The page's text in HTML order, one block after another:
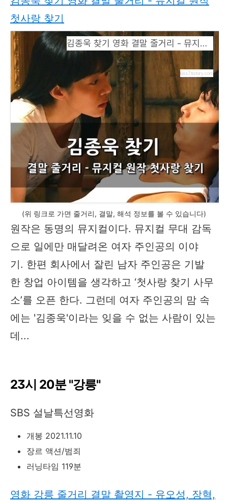
첫사랑 찾기
김종욱 찾기 영화 결말 줄거리 - 뮤지컬 원작 첫사랑 찾기
kiss7.tistory.com
(위 링크로 가면 줄거리, 결말, 해석 정보를 볼 수 있습니다)
원작은 동명의 뮤지컬이다. 뮤지컬 무대 감독
으로 일에만 매달려온 여자 주인공의 이야
기. 한편 회사에서 잘린 남자 주인공은 기발
한 창업 아이템을 생각하고 ‘첫사랑 찾기 사무
소’를 오픈 한다. 그런데 여자 주인공의 맘 속
에는 '김종욱'이라는 잊을 수 없는 사람이 있는
데...
23시 20분 "강릉"
SBS 설날특선영화
개봉 2021.11.10
장르 액션/범죄
러닝타임 119분
영화 강릉 줄거리 결말 촬영지 - 유오성, 장혁,